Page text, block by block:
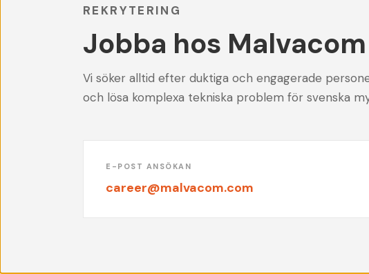
REKRYTERING
Jobba hos
Vi söker alltid efter duktiga och engagerade
och lösa komplexa tekniska problem för svenska
E-POST ANSÖKAN
career@malvacom.com